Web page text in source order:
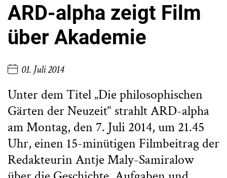
ARD-alpha zeigt Film
über Akademie
01. Juli 2014
Unter dem Titel „Die philosophischen
Gärten der Neuzeit“ strahlt ARD-alpha
am Montag, den 7. Juli 2014, um 21.45
Uhr, einen 15-minütigen Filmbeitrag der
Redakteurin Antje Maly-Samiralow